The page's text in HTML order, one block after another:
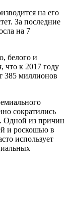
на его
За последние
на 7
белого и
к 2017 году
385 миллионов
сократились
Одной из причин
и роскошью в
использует